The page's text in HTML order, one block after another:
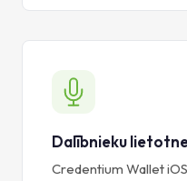
Dalībnieku
Credentium Wallet